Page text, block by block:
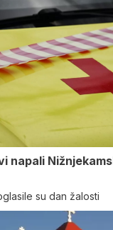
napali
su dan žalosti